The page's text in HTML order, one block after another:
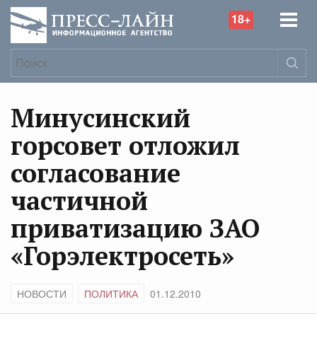
18+
Минусинский
горсовет отложил
согласование
частичной
приватизацию ЗАО
«Горэлектросеть»
НОВОСТИ ПОЛИТИКА 01.12.2010